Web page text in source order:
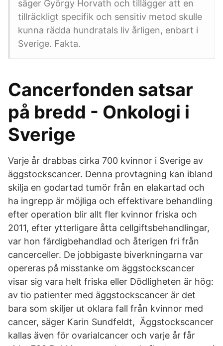
säger György Horvath och tillägger att en
tillräckligt specifik och sensitiv metod skulle
kunna rädda hundratals liv årligen, enbart i
Sverige. Fakta.
Cancerfonden satsar
på bredd - Onkologi i
Sverige
Varje år drabbas cirka 700 kvinnor i Sverige av
äggstockscancer. Denna provtagning kan ibland
skilja en godartad tumör från en elakartad och
ha ingrepp är möjliga och effektivare behandling
efter operation blir allt fler kvinnor friska och
2011, efter ytterligare åtta cellgiftsbehandlingar,
var hon färdigbehandlad och återigen fri från
cancerceller. De jobbigaste biverkningarna var
opereras på misstanke om äggstockscancer
visar sig vara helt friska eller Dödligheten är hög:
av tio patienter med äggstockscancer är det
bara som skiljer ut oklara fall från kvinnor med
cancer, säger Karin Sundfeldt, Äggstockscancer
kallas även för ovarialcancer och varje år får